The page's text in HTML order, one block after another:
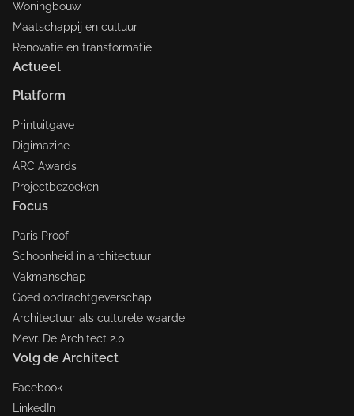
Woningbouw
Maatschappij en cultuur
Renovatie en transformatie
Actueel
Platform
Printuitgave
Digimazine
ARC Awards
Projectbezoeken
Focus
Paris Proof
Schoonheid in architectuur
Vakmanschap
Goed opdrachtgeverschap
Architectuur als culturele waarde
Mevr. De Architect 2.0
Volg de Architect
Facebook
LinkedIn